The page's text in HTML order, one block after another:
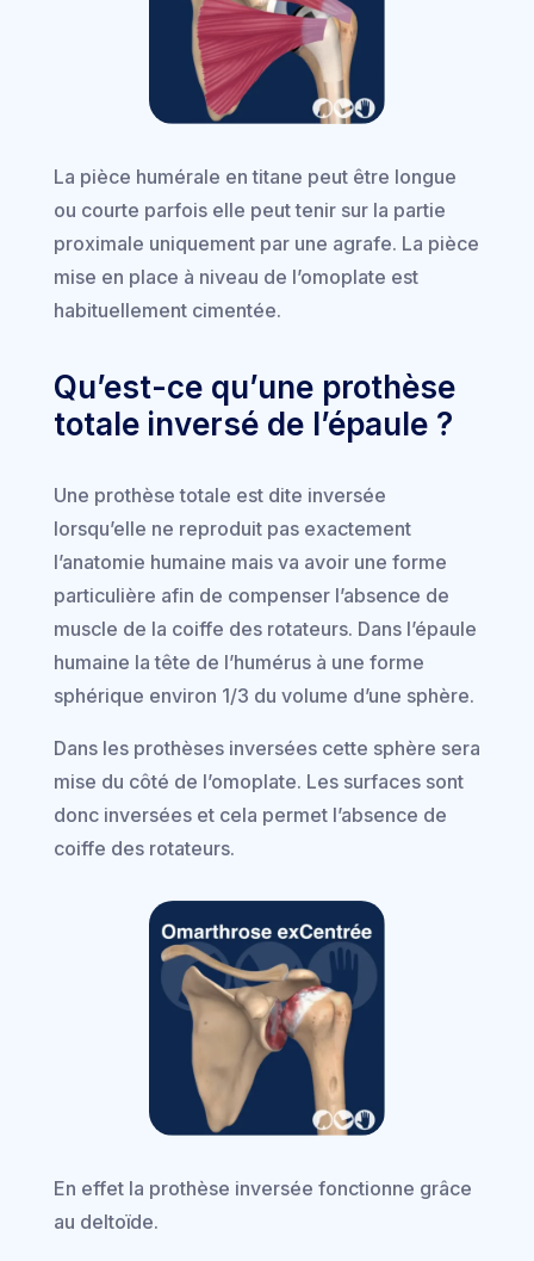
La pièce humérale en titane peut être longue
ou courte parfois elle peut tenir sur la partie
proximale uniquement par une agrafe. La pièce
mise en place à niveau de l’omoplate est
habituellement cimentée.
Qu’est-ce qu’une prothèse
totale inversé de l’épaule ?
Une prothèse totale est dite inversée
lorsqu’elle ne reproduit pas exactement
l’anatomie humaine mais va avoir une forme
particulière afin de compenser l’absence de
muscle de la coiffe des rotateurs. Dans l’épaule
humaine la tête de l’humérus à une forme
sphérique environ 1/3 du volume d’une sphère.
Dans les prothèses inversées cette sphère sera
mise du côté de l’omoplate. Les surfaces sont
donc inversées et cela permet l’absence de
coiffe des rotateurs.
En effet la prothèse inversée fonctionne grâce
au deltoïde.